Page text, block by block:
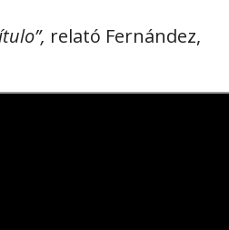
relató Fernández,